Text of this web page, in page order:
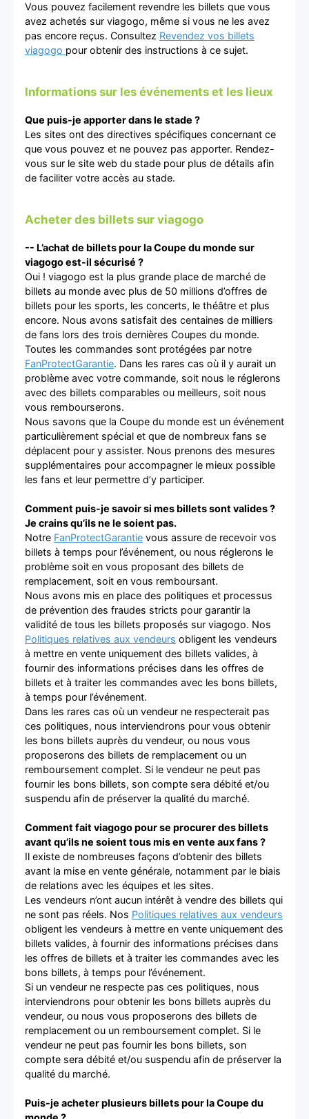
Vous pouvez facilement revendre les billets que vous
avez achetés sur viagogo, même si vous ne les avez
pas encore reçus. Consultez Revendez vos billets
viagogo pour obtenir des instructions à ce sujet.
Informations sur les événements et les lieux
Que puis-je apporter dans le stade ?
Les sites ont des directives spécifiques concernant ce
que vous pouvez et ne pouvez pas apporter. Rendez-
vous sur le site web du stade pour plus de détails afin
de faciliter votre accès au stade.
Acheter des billets sur viagogo
-- L’achat de billets pour la Coupe du monde sur
viagogo est-il sécurisé ?
Oui ! viagogo est la plus grande place de marché de
billets au monde avec plus de 50 millions d’offres de
billets pour les sports, les concerts, le théâtre et plus
encore. Nous avons satisfait des centaines de milliers
de fans lors des trois dernières Coupes du monde.
Toutes les commandes sont protégées par notre
FanProtectGarantie. Dans les rares cas où il y aurait un
problème avec votre commande, soit nous le réglerons
avec des billets comparables ou meilleurs, soit nous
vous rembourserons.
Nous savons que la Coupe du monde est un événement
particulièrement spécial et que de nombreux fans se
déplacent pour y assister. Nous prenons des mesures
supplémentaires pour accompagner le mieux possible
les fans et leur permettre d’y participer.
Comment puis-je savoir si mes billets sont valides ?
Je crains qu’ils ne le soient pas.
Notre FanProtectGarantie vous assure de recevoir vos
billets à temps pour l’événement, ou nous réglerons le
problème soit en vous proposant des billets de
remplacement, soit en vous remboursant.
Nous avons mis en place des politiques et processus
de prévention des fraudes stricts pour garantir la
validité de tous les billets proposés sur viagogo. Nos
Politiques relatives aux vendeurs obligent les vendeurs
à mettre en vente uniquement des billets valides, à
fournir des informations précises dans les offres de
billets et à traiter les commandes avec les bons billets,
à temps pour l’événement.
Dans les rares cas où un vendeur ne respecterait pas
ces politiques, nous interviendrons pour vous obtenir
les bons billets auprès du vendeur, ou nous vous
proposerons des billets de remplacement ou un
remboursement complet. Si le vendeur ne peut pas
fournir les bons billets, son compte sera débité et/ou
suspendu afin de préserver la qualité du marché.
Comment fait viagogo pour se procurer des billets
avant qu’ils ne soient tous mis en vente aux fans ?
Il existe de nombreuses façons d’obtenir des billets
avant la mise en vente générale, notamment par le biais
de relations avec les équipes et les sites.
Les vendeurs n’ont aucun intérêt à vendre des billets qui
ne sont pas réels. Nos Politiques relatives aux vendeurs
obligent les vendeurs à mettre en vente uniquement des
billets valides, à fournir des informations précises dans
les offres de billets et à traiter les commandes avec les
bons billets, à temps pour l’événement.
Si un vendeur ne respecte pas ces politiques, nous
interviendrons pour obtenir les bons billets auprès du
vendeur, ou nous vous proposerons des billets de
remplacement ou un remboursement complet. Si le
vendeur ne peut pas fournir les bons billets, son
compte sera débité et/ou suspendu afin de préserver la
qualité du marché.
Puis-je acheter plusieurs billets pour la Coupe du